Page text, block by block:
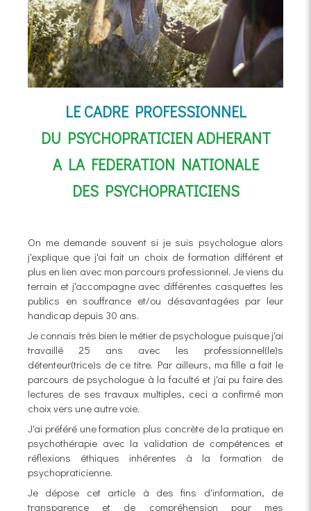
LE CADRE PROFESSIONNEL
DU PSYCHOPRATICIEN ADHERANT
A LA FEDERATION NATIONALE
DES PSYCHOPRATICIENS
On me demande souvent si je suis psychologue alors
j'explique que j'ai fait un choix de formation différent et
plus en lien avec mon parcours professionnel. Je viens du
terrain et j'accompagne avec différentes casquettes les
publics en souffrance et/ou désavantagées par leur
handicap depuis 30 ans.
Je connais très bien le métier de psychologue puisque j'ai
travaillé 25 ans avec les professionnel(le)s
détenteur(trice)s de ce titre. Par ailleurs, ma fille a fait le
parcours de psychologue à la faculté et j'ai pu faire des
lectures de ses travaux multiples, ceci a confirmé mon
choix vers une autre voie.
J'ai préféré une formation plus concrète de la pratique en
psychothérapie avec la validation de compétences et
réflexions éthiques inhérentes à la formation de
psychopraticienne.
Je dépose cet article à des fins d'information, de
transparence et de compréhension pour mes